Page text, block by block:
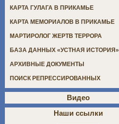
КАРТА ГУЛАГА В ПРИКАМЬЕ
КАРТА МЕМОРИАЛОВ В ПРИКАМЬЕ
МАРТИРОЛОГ ЖЕРТВ ТЕРРОРА
БАЗА ДАННЫХ «УСТНАЯ ИСТОРИЯ»
АРХИВНЫЕ ДОКУМЕНТЫ
ПОИСК РЕПРЕССИРОВАННЫХ
Видео
Наши ссылки